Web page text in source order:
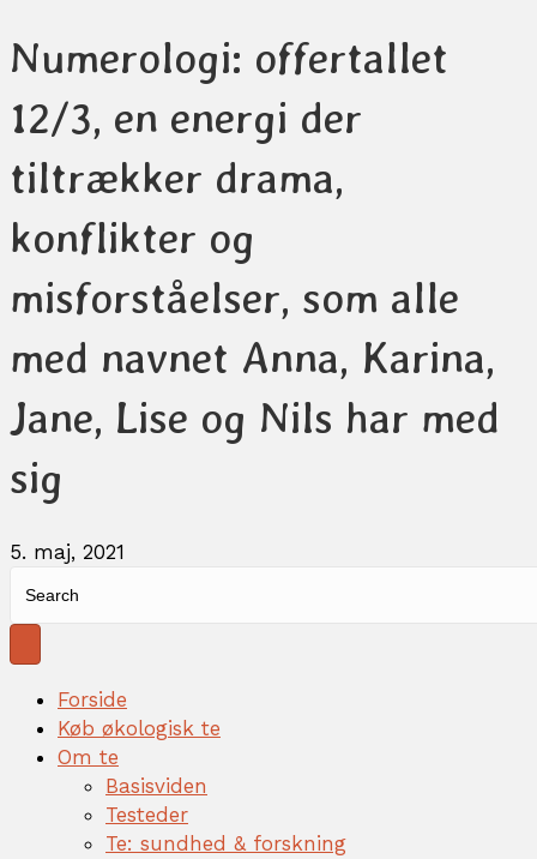
Numerologi: offertallet
12/3, en energi der
tiltrækker drama,
konflikter og
misforståelser, som alle
med navnet Anna, Karina,
Jane, Lise og Nils har med
sig
5. maj, 2021
Forside
Køb økologisk te
Om te
Basisviden
Testeder
Te: sundhed & forskning